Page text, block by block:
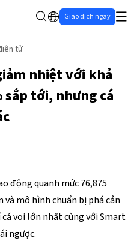
Giao dịch ngay
tử
nhiệt với khả
tới, nhưng cá
động quanh mức 76,875
và mô hình chuẩn bị phá cản
voi lớn nhất cùng với Smart
ngược.